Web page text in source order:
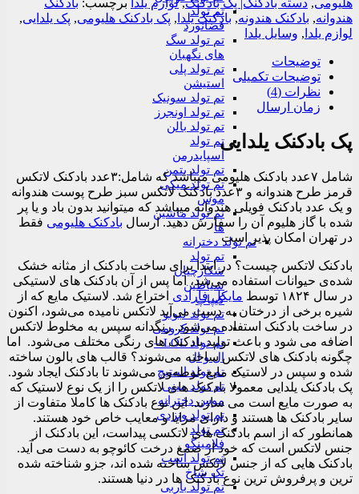
تم تولد
فضانورد
تم تولد سگ
های نگهبان
تم تولد پلی
استیشن
تم تولد سونیک
تم تولد اونجرز
تم تولد بالن
تم تولد
اسپایدرمن
تم تولد بتمن
تم تولد میکی
موس
تم تولد ماشین
ها
تم تولد دخترانه
تم تولد
شکارچیان
شیاطین
کیپاپ
تم تولد لبوبو
تم تولد کرومی
تم تولد LOL –
ال و ال
تم تولد استیچ
تم تولد مینی
موس دخترانه
تم تولد ونزدی
تم تولد
فلامینگو
تم تولد اسب
تک شاخ
تم تولد باربی
هلیومی, دسته بادکنک| پک بادکنک,لوازم یلدا برچسب: بادکنک
هندوانه, بادکنک هندونه,بادکنک یلدا , پک بادکنک هلیومی, پک یلدایی,
لوازم یلدا , وسایل یلدا
توضیحات
توضیحات تکمیلی
نظرات (4)
زمان ارسال
پک بادکنک یلدایی
شامل ۷عدد بادکنک هلیومی میباشد که شامل:۳عدد بادکنک لاتکس
قرمز طرح هندوانه و ۳عدد بادکنک لاتکس سبز طرح پوست هندوانه
و یک عدد بادکنک فویلی هندوانه میباشد که میتوانید بدون باد و یا پر
شده با گاز هلیوم آن را سفارش دهید. ارسال بادکنک هلیومی فقط
در تهران امکان پذیر است
بادکنک لاتکس چیست؟ در ابتدا برای ساخت بادکنک از مثانه خشک
شده‌ی حیوانات استفاده می‌شد، اما پس از آن بادکنک های لاستیکی
در سال ۱۸۲۴ توسط
مایکل فارادی اختراع شد. لاستیک مایع که از
شیره برخی از درختان به دست می‌آید لاتکس نامیده می‌شود، اکنون
در ساخت بادکنک استفاده می‌شود. رنگدانه سپس به مخلوط لاتکس
اضافه می شود و باعث تولید بادکنک های رنگی مختلف می‌شود. اما
چگونه بادکنک های لاتکس ساخته می‌شوند؟ قالب های بالون ساخته
شده و سپس در لاستیک مایع غوطه‌ور می‌شوند تا بادکنک ایجاد شود.
پک بادکنک یلدایی معمولا بادکنک های لاتکس را از یک نوع لاستیک که
به صورت مایع است می سازند. این نوع بادکنک ها کاملا متفاوت از
سایر بادکنک ها هستند و دارای مزایا و معایب خاص خود هستند.
همانطور که از اسم بادکنک های لاتکسی پیداست، این بادکنک از
جنس لاتکس است که خود از صمغ درخت کائوچو به دست می آید.
بادکنک هایی که از جنس لاتکس ساخته شده اند، جزو شناخته شده
ترین و پرفروش ترین نوع بادکنک ها در دنیا هستند.